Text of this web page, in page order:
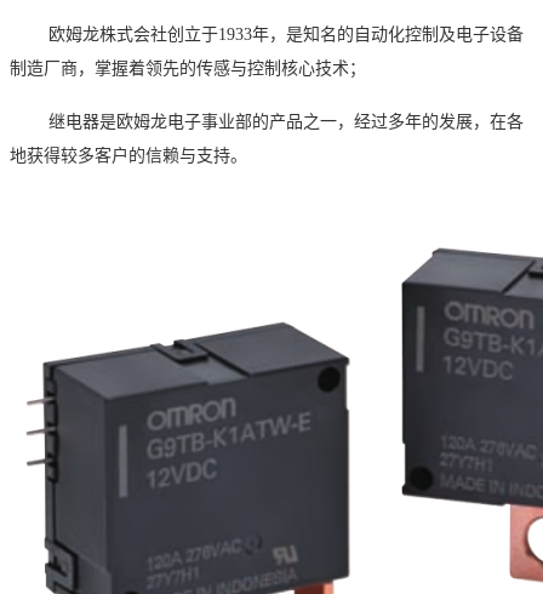
欧姆龙株式会社创立于1933年，是知名的自动化控制及电子设备
制造厂商，掌握着领先的传感与控制核心技术；
继电器是欧姆龙电子事业部的产品之一，经过多年的发展，在各
地获得较多客户的信赖与支持。